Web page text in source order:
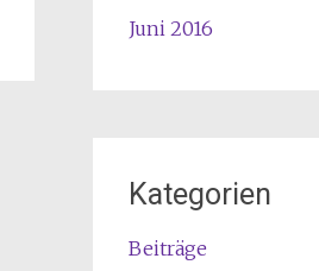
Juni 2016
Kategorien
Beiträge